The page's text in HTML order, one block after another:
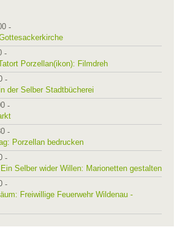
-
-
Porzellan(ikon): Filmdreh
-
der Selber Stadtbücherei
-
-
Porzellan bedrucken
-
Selber wider Willen: Marionetten gestalten
-
Freiwillige Feuerwehr Wildenau -